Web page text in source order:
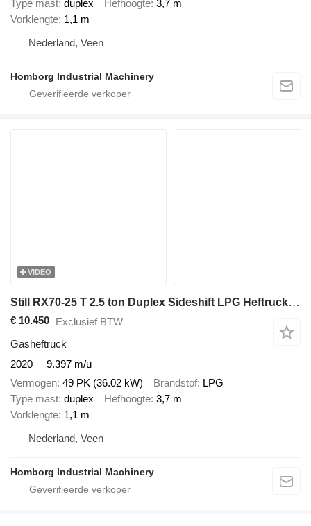
Type mast duplex Hefhoogte 3,7 m
Vorklengte 1,1 m
Nederland, Veen
Homborg Industrial Machinery
VIDEO
Still RX70-25 T 2.5 ton Duplex Sideshift LPG Heftruck 2020
€ 10.450 Exclusief BTW
Gasheftruck
2020
9.397 m/u
Vermogen 49 PK (36.02 kW) Brandstof LPG
Type mast duplex Hefhoogte 3,7 m
Vorklengte 1,1 m
Nederland, Veen
Homborg Industrial Machinery